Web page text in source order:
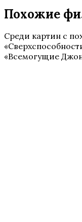
Похожие
Среди картин с
«Всемогущие